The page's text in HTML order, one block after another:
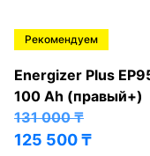
Рекомендуем
Energizer Plus
100 Ah (правый+)
131 000₸
125 500₸